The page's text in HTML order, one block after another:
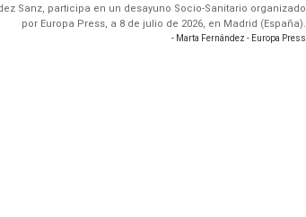
Sanz, participa en un desayuno Socio-Sanitario organizado
por Europa Press, a 8 de julio de 2026, en Madrid (España).
- Marta Fernández - Europa Press